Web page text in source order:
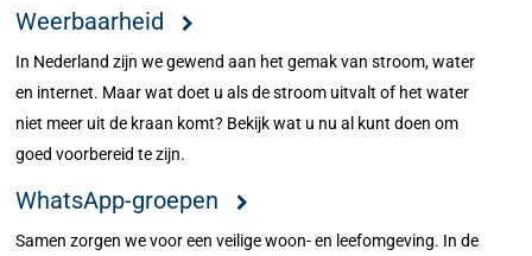
Weerbaarheid
In Nederland zijn we gewend aan het gemak van stroom, water
en internet. Maar wat doet u als de stroom uitvalt of het water
niet meer uit de kraan komt? Bekijk wat u nu al kunt doen om
goed voorbereid te zijn.
WhatsApp-groepen
Samen zorgen we voor een veilige woon- en leefomgeving. In de